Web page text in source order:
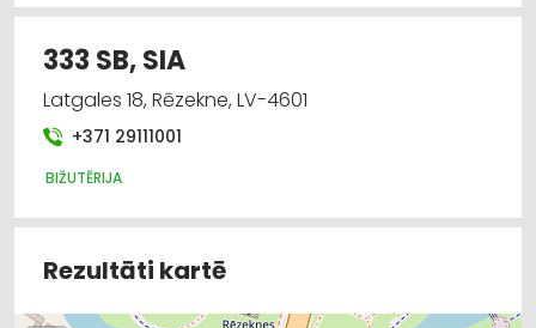
333 SB, SIA
Latgales 18, Rēzekne, LV-4601
+371 29111001
BIŽUTĒRIJA
Rezultāti kartē